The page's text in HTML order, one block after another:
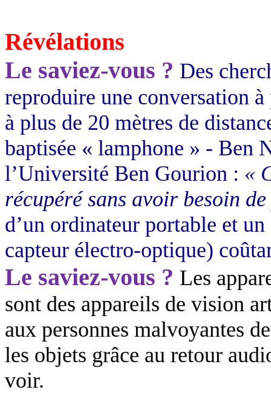
Révélations
Le saviez-vous ? Des
reproduire une conversation
à plus de 20 mètres de
baptisée « lamphone » - Ben
l’Université Ben Gourion : «
récupéré sans avoir besoin
d’un ordinateur portable et
capteur électro-optique)
Le saviez-vous ? Les
sont des appareils de vision
aux personnes malvoyantes
les objets grâce au retour
voir.